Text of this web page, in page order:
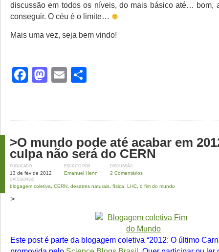
discussão em todos os níveis, do mais básico até… bom,
conseguir. O céu é o limite…
Mais uma vez, seja bem vindo!
Facebook
Mastodon
Email
>O mundo pode até acabar em
culpa não será do CERN
PUBLICADO
13 de fev de 2012
ESCRITO POR
Emanuel Henn
DISCUSSÃO
2 Comentários
CATEGORIAS
blogagem coletiva CERN desatres naturais física LHC o fim do mundo
>
Este post é parte da blogagem coletiva “2012: O último